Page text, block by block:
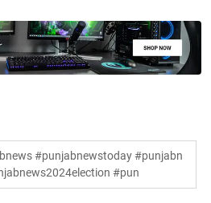
#punjabnewstoday #punjabn
#pun